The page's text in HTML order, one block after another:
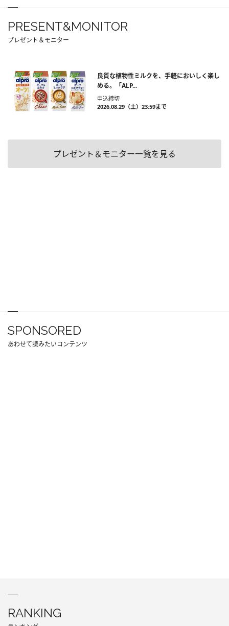
PRESENT&MONITOR
プレゼント＆モニター
良質な植物性ミルクを、手軽においしく楽し
める。「ALP...
申込締切
2026.08.29（土）23:59まで
プレゼント＆モニター一覧を見る
SPONSORED
あわせて読みたいコンテンツ
RANKING